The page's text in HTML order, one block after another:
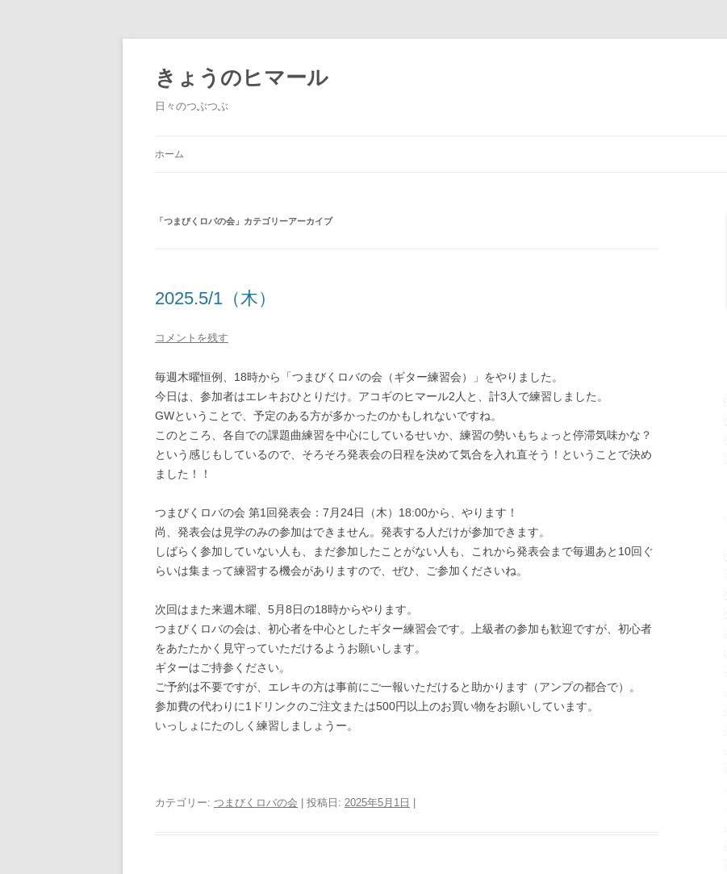
きょうのヒマール
日々のつぶつぶ
ホーム
「つまびくロバの会 」カテゴリーアーカイブ
2025.5/1（木）
コメントを残す
毎週木曜恒例、18時から「つまびくロバの会（ギター練習会）」をやりました。
今日は、参加者はエレキおひとりだけ。アコギのヒマール2人と、計3人で練習しました。
GWということで、予定のある方が多かったのかもしれないですね。
このところ、各自での課題曲練習を中心にしているせいか、練習の勢いもちょっと停滞気味かな？
という感じもしているので、そろそろ発表会の日程を決めて気合を入れ直そう！ということで決め
ました！！
つまびくロバの会 第1回発表会：7月24日（木）18:00から、やります！
尚、発表会は見学のみの参加はできません。発表する人だけが参加できます。
しばらく参加していない人も、まだ参加したことがない人も、これから発表会まで毎週あと10回ぐ
らいは集まって練習する機会がありますので、ぜひ、ご参加くださいね。
次回はまた来週木曜、5月8日の18時からやります。
つまびくロバの会は、初心者を中心としたギター練習会です。上級者の参加も歓迎ですが、初心者
をあたたかく見守っていただけるようお願いします。
ギターはご持参ください。
ご予約は不要ですが、エレキの方は事前にご一報いただけると助かります（アンプの都合で）。
参加費の代わりに1ドリンクのご注文または500円以上のお買い物をお願いしています。
いっしょにたのしく練習しましょうー。
カテゴリー: つまびくロバの会 | 投稿日: 2025年5月1日